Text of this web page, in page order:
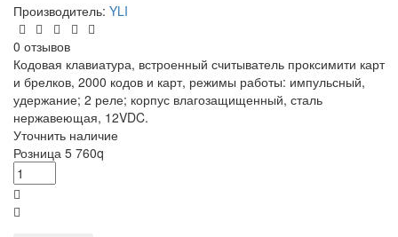
Производитель: YLI
0 отзывов
Кодовая клавиатура, встроенный считыватель проксимити карт
и брелков, 2000 кодов и карт, режимы работы: импульсный,
удержание; 2 реле; корпус влагозащищенный, сталь
нержавеющая, 12VDC.
Уточнить наличие
Розница 5 760q